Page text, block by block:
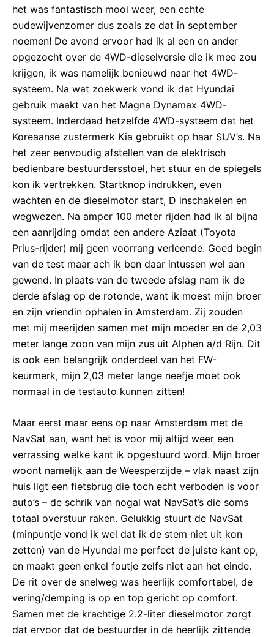
het was fantastisch mooi weer, een echte
oudewijvenzomer dus zoals ze dat in september
noemen! De avond ervoor had ik al een en ander
opgezocht over de 4WD-dieselversie die ik mee zou
krijgen, ik was namelijk benieuwd naar het 4WD-
systeem. Na wat zoekwerk vond ik dat Hyundai
gebruik maakt van het Magna Dynamax 4WD-
systeem. Inderdaad hetzelfde 4WD-systeem dat het
Koreaanse zustermerk Kia gebruikt op haar SUV’s. Na
het zeer eenvoudig afstellen van de elektrisch
bedienbare bestuurdersstoel, het stuur en de spiegels
kon ik vertrekken. Startknop indrukken, even
wachten en de dieselmotor start, D inschakelen en
wegwezen. Na amper 100 meter rijden had ik al bijna
een aanrijding omdat een andere Aziaat (Toyota
Prius-rijder) mij geen voorrang verleende. Goed begin
van de test maar ach ik ben daar intussen wel aan
gewend. In plaats van de tweede afslag nam ik de
derde afslag op de rotonde, want ik moest mijn broer
en zijn vriendin ophalen in Amsterdam. Zij zouden
met mij meerijden samen met mijn moeder en de 2,03
meter lange zoon van mijn zus uit Alphen a/d Rijn. Dit
is ook een belangrijk onderdeel van het FW-
keurmerk, mijn 2,03 meter lange neefje moet ook
normaal in de testauto kunnen zitten!
Maar eerst maar eens op naar Amsterdam met de
NavSat aan, want het is voor mij altijd weer een
verrassing welke kant ik opgestuurd word. Mijn broer
woont namelijk aan de Weesperzijde – vlak naast zijn
huis ligt een fietsbrug die toch echt verboden is voor
auto’s – de schrik van nogal wat NavSat’s die soms
totaal overstuur raken. Gelukkig stuurt de NavSat
(minpuntje vond ik wel dat ik de stem niet uit kon
zetten) van de Hyundai me perfect de juiste kant op,
en maakt geen enkel foutje zelfs niet aan het einde.
De rit over de snelweg was heerlijk comfortabel, de
vering/demping is op en top gericht op comfort.
Samen met de krachtige 2.2-liter dieselmotor zorgt
dat ervoor dat de bestuurder in de heerlijk zittende